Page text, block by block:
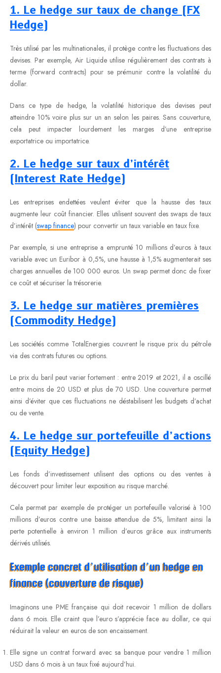
1. Le hedge sur taux de change (FX
Hedge)
Très utilisé par les multinationales, il protège contre les fluctuations des
devises. Par exemple, Air Liquide utilise régulièrement des contrats à
terme (forward contracts) pour se prémunir contre la volatilité du
dollar.
Dans ce type de hedge, la volatilité historique des devises peut
atteindre 10% voire plus sur un an selon les paires. Sans couverture,
cela peut impacter lourdement les marges d’une entreprise
exportatrice ou importatrice.
2. Le hedge sur taux d’intérêt
(Interest Rate Hedge)
Les entreprises endettées veulent éviter que la hausse des taux
augmente leur coût financier. Elles utilisent souvent des swaps de taux
d’intérêt (swap finance) pour convertir un taux variable en taux fixe.
Par exemple, si une entreprise a emprunté 10 millions d’euros à taux
variable avec un Euribor à 0,5%, une hausse à 1,5% augmenterait ses
charges annuelles de 100 000 euros. Un swap permet donc de fixer
ce coût et sécuriser la trésorerie.
3. Le hedge sur matières premières
(Commodity Hedge)
Les sociétés comme TotalEnergies couvrent le risque prix du pétrole
via des contrats futures ou options.
Le prix du baril peut varier fortement : entre 2019 et 2021, il a oscillé
entre moins de 20 USD et plus de 70 USD. Une couverture permet
ainsi d’éviter que ces fluctuations ne déstabilisent les budgets d’achat
ou de vente.
4. Le hedge sur portefeuille d’actions
(Equity Hedge)
Les fonds d’investissement utilisent des options ou des ventes à
découvert pour limiter leur exposition au risque marché.
Cela permet par exemple de protéger un portefeuille valorisé à 100
millions d’euros contre une baisse attendue de 5%, limitant ainsi la
perte potentielle à environ 1 million d’euros grâce aux instruments
dérivés utilisés.
Exemple concret d’utilisation d’un hedge en
finance (couverture de risque)
Imaginons une PME française qui doit recevoir 1 million de dollars
dans 6 mois. Elle craint que l’euro s’apprécie face au dollar, ce qui
réduirait la valeur en euros de son encaissement.
Elle signe un contrat forward avec sa banque pour vendre 1 million
USD dans 6 mois à un taux fixé aujourd’hui.